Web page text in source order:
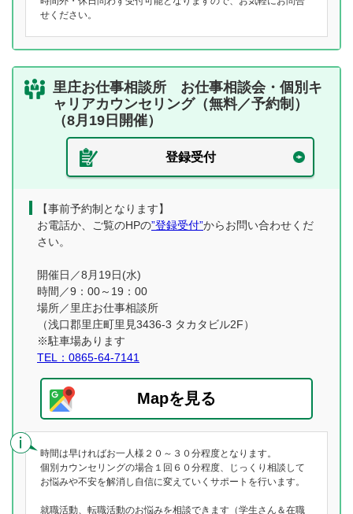
せください。
里庄お仕事相談所 お仕事相談会・個別キ
ャリアカウンセリング（無料／予約制）
（8月19日開催）
登録受付
【事前予約制となります】
お電話か、ご覧のHPの”登録受付”からお問い合わせくだ
さい。
開催日／8月19日(水)
時間／9：00～19：00
場所／里庄お仕事相談所
（浅口郡里庄町里見3436-3 タカタビル2F）
※駐車場あります
TEL：0865-64-7141
Mapを見る
時間は早ければお一人様２０～３０分程度となります。
個別カウンセリングの場合１回６０分程度、じっくり相談して
お悩みや不安を解消し自信に変えていくサポートを行います。
就職活動、転職活動のお悩みを相談できます（学生さん＆在職